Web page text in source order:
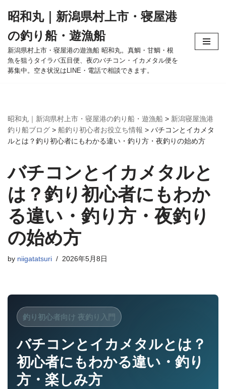
ン
テ
ン
ツ
ッ
プ
昭和丸｜新潟県村上市・寝屋港
の釣り船・遊漁船
新潟県村上市・寝屋港の遊漁船 昭和丸。真鯛・甘鯛・根
魚を狙うタイラバ五目便、夜のバチコン・イカメタル便を
募集中。空き状況はLINE・電話で相談できます。
昭和丸｜新潟県村上市・寝屋港の釣り船・遊漁船 > 新潟寝屋漁港
釣り船ブログ > 船釣り初心者お役立ち情報 > バチコンとイカメタ
ルとは？釣り初心者にもわかる違い・釣り方・夜釣りの始め方
バチコンとイカメタルと
は？釣り初心者にもわか
る違い・釣り方・夜釣り
の始め方
by niigatatsuri 2026年5月8日
釣り初心者向け 夜釣り入門
バチコンとイカメタルとは？
初心者にもわかる違い・釣り
方・楽しみ方